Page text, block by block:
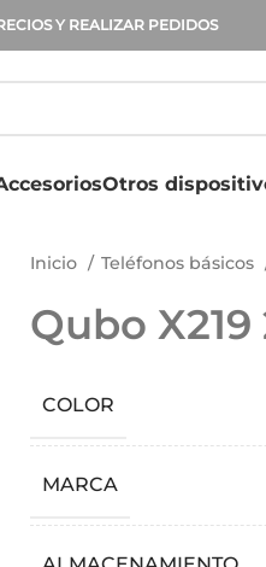
Y REALIZAR PEDIDOS
Otros
Inicio Teléfonos básicos
Qubo X219
COLOR
MARCA